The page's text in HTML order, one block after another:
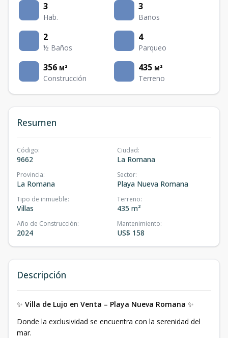
3
Hab.
3
Baños
2
½ Baños
4
Parqueo
356 M²
Construcción
435 M²
Terreno
Resumen
Código:
9662
Ciudad:
La Romana
Provincia:
La Romana
Sector:
Playa Nueva Romana
Tipo de inmueble:
Villas
Terreno:
435 m²
Año de Construcción:
2024
Mantenimiento:
US$ 158
Descripción
✨ Villa de Lujo en Venta – Playa Nueva Romana ✨
Donde la exclusividad se encuentra con la serenidad del
mar.